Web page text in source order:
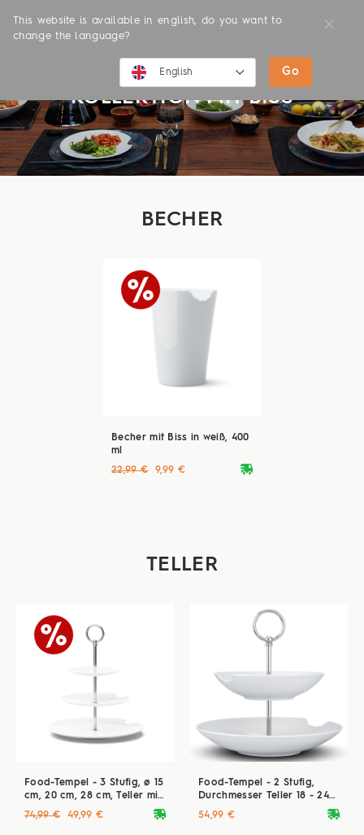
This website is available in english, do you want to
change the language?
English
English
Deutsch
Go
KOLLEKTION MIT BISS
BECHER
Becher mit Biss in weiß, 400
ml
deliveryvan
22,99 € 9,99 €
TELLER
Food-Tempel - 3 Stufig, ø 15
cm, 20 cm, 28 cm, Teller mit
Biss
deliveryvan
74,99 € 49,99 €
Food-Tempel - 2 Stufig,
Durchmesser Teller 18 - 24
cm
deliveryvan
54,99 €